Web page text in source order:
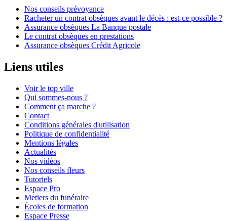
Nos conseils prévoyance
Racheter un contrat obsèques avant le décès : est-ce possible ?
Assurance obsèques La Banque postale
Le contrat obsèques en prestations
Assurance obsèques Crédit Agricole
Liens utiles
Voir le top ville
Qui sommes-nous ?
Comment ça marche ?
Contact
Conditions générales d'utilisation
Politique de confidentialité
Mentions légales
Actualités
Nos vidéos
Nos conseils fleurs
Tutoriels
Espace Pro
Metiers du funéraire
Écoles de formation
Espace Presse